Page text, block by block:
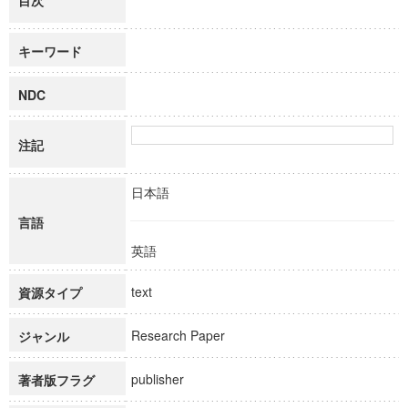
キーワード
NDC
注記
言語
日本語
英語
資源タイプ text
ジャンル Research Paper
著者版フラグ publisher